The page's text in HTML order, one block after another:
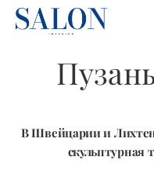
В Швейцарии и
скульптурная